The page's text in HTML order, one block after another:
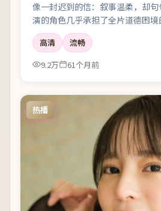
像一封迟到的信：叙事温柔，却
演的角色几乎承担了全片道德困境
高清
流畅
9.2万
61个月前
热播